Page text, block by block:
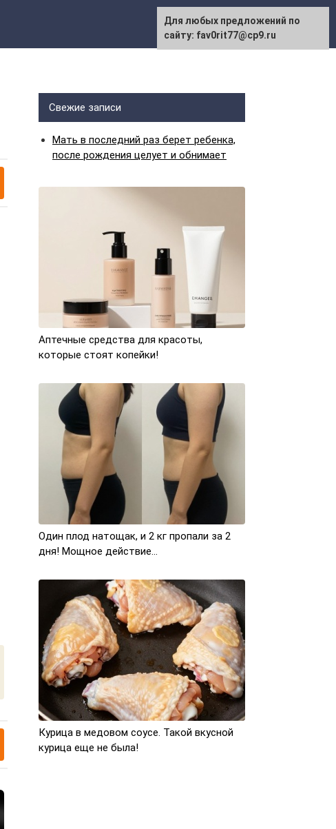
Свежие записи
Мать в последний раз берет ребенка,
после рождения целует и обнимает
Аптечные средства для красоты,
которые стоят копейки!
Один плод натощак, и 2 кг пропали за 2
дня! Мощное действие…
Курица в медовом соусе. Такой вкусной
курица еще не была!
Для любых предложений по
сайту: fav0rit77@cp9.ru